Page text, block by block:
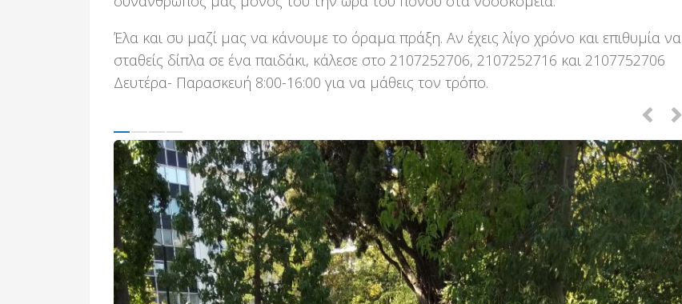
Έλα και συ μαζί μας να κάνουμε το όραμα πράξη. Αν έχεις λίγο χρόνο και επιθυμία να
σταθείς δίπλα σε ένα παιδάκι, κάλεσε στο 2107252706, 2107252716 και 2107752706
Δευτέρα- Παρασκευή 8:00-16:00 για να μάθεις τον τρόπο.